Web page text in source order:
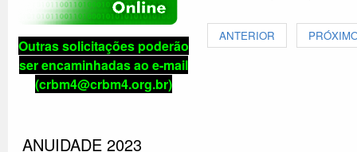
Outras solicitações poderão
ser encaminhadas ao e-mail
(crbm4@crbm4.org.br)
ANUIDADE 2023
ANTERIOR